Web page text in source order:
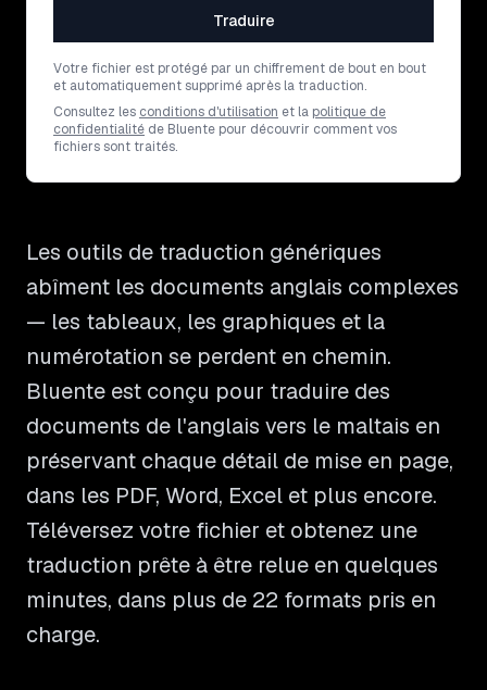
Traduire
Votre fichier est protégé par un chiffrement de bout en bout
et automatiquement supprimé après la traduction.
Consultez les conditions d'utilisation et la politique de
confidentialité de Bluente pour découvrir comment vos
fichiers sont traités.
Les outils de traduction génériques
abîment les documents anglais complexes
— les tableaux, les graphiques et la
numérotation se perdent en chemin.
Bluente est conçu pour traduire des
documents de l'anglais vers le maltais en
préservant chaque détail de mise en page,
dans les PDF, Word, Excel et plus encore.
Téléversez votre fichier et obtenez une
traduction prête à être relue en quelques
minutes, dans plus de 22 formats pris en
charge.